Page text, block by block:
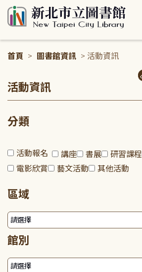
首頁 > 圖書館資訊 > 活動資訊
活動資訊
分類
活動報名 講座 書展 研習課程
電影欣賞
藝文活動 其他活動
區域
館別